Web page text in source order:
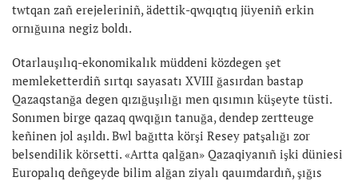
twtqan zañ erejeleriniñ, ädettik-qwqıqtıq jüyeniñ erkin
ornığuına negiz boldı.
Otarlauşılıq-ekonomikalık müddeni közdegen şet
memleketterdiñ sırtqı sayasatı XVIII ğasırdan bastap
Qazaqstanğa degen qızığuşılığı men qısımın küşeyte tüsti.
Sonımen birge qazaq qwqığın tanuğa, dendep zertteuge
keñinen jol aşıldı. Bwl bağıtta körşi Resey patşalığı zor
belsendilik körsetti. «Artta qalğan» Qazaqiyanıñ işki düniesi
Europalıq deñgeyde bilim alğan ziyalı qauımdardıñ, şığıs